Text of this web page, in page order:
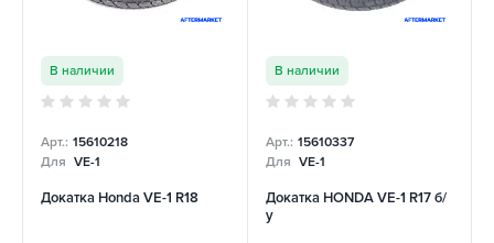
В наличии
Арт.: 15610218
Для VE-1
Докатка Honda VE-1 R18
В наличии
Арт.: 15610337
Для VE-1
Докатка HONDA VE-1 R17 б/
у